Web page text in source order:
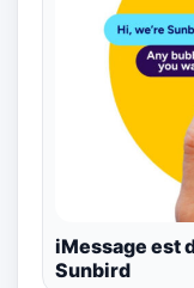
iMessage est
Sunbird